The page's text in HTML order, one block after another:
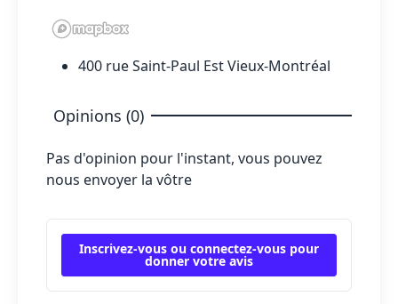
400 rue Saint-Paul Est Vieux-Montréal
Opinions (0)
Pas d'opinion pour l'instant, vous pouvez
nous envoyer la vôtre
Inscrivez-vous ou connectez-vous pour
donner votre avis